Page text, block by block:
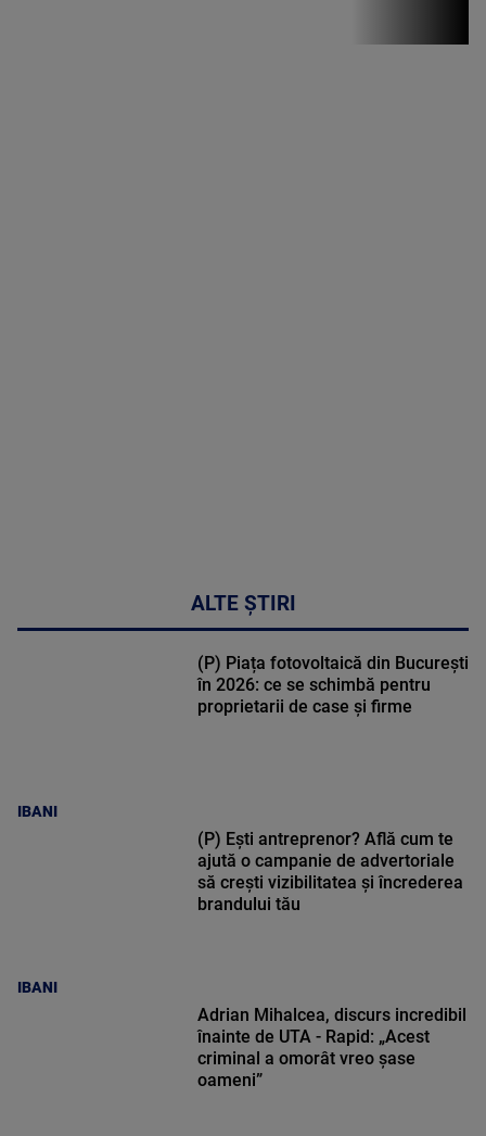
ALTE ȘTIRI
IBANI
(P) Piața fotovoltaică din București
în 2026: ce se schimbă pentru
proprietarii de case și firme
IBANI
(P) Ești antreprenor? Află cum te
ajută o campanie de advertoriale
să crești vizibilitatea și încrederea
brandului tău
Adrian Mihalcea, discurs incredibil
înainte de UTA - Rapid: „Acest
criminal a omorât vreo șase
oameni”